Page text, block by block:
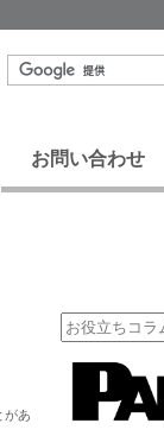
お問い合わせ
があ